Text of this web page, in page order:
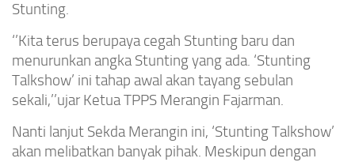
Stunting.
‘’Kita terus berupaya cegah Stunting baru dan
menurunkan angka Stunting yang ada. ‘Stunting
Talkshow’ ini tahap awal akan tayang sebulan
sekali,’’ujar Ketua TPPS Merangin Fajarman.
Nanti lanjut Sekda Merangin ini, ‘Stunting Talkshow’
akan melibatkan banyak pihak. Meskipun dengan